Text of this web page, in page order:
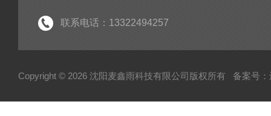
生活污水处理设备系列
废气处理设备系列
联系电话：13322494257
Copyright © 2026 沈阳麦鑫雨科技有限公司版权所有 备案号